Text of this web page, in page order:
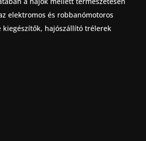
elektromos és robbanómotoros
hajószállító trélerek